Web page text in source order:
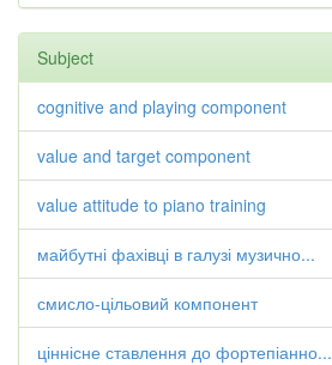
Subject
cognitive and playing component
value and target component
value attitude to piano training
майбутні фахівці в галузі музично...
смисло-цільовий компонент
ціннісне ставлення до фортепіанно...